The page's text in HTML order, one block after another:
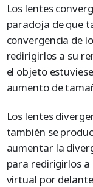
Los lentes
paradoja de que
convergencia de
redirigirlos a su
el objeto
aumento de
Los lentes
también se
aumentar la
para redirigirlos a
virtual por